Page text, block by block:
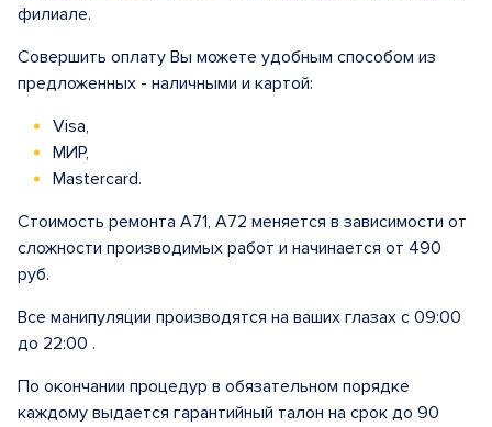
филиале.
Совершить оплату Вы можете удобным способом из
предложенных - наличными и картой:
Visa,
МИР,
Mastercard.
Стоимость ремонта A71, A72 меняется в зависимости от
сложности производимых работ и начинается от 490
руб.
Все манипуляции производятся на ваших глазах с 09:00
до 22:00 .
По окончании процедур в обязательном порядке
каждому выдается гарантийный талон на срок до 90